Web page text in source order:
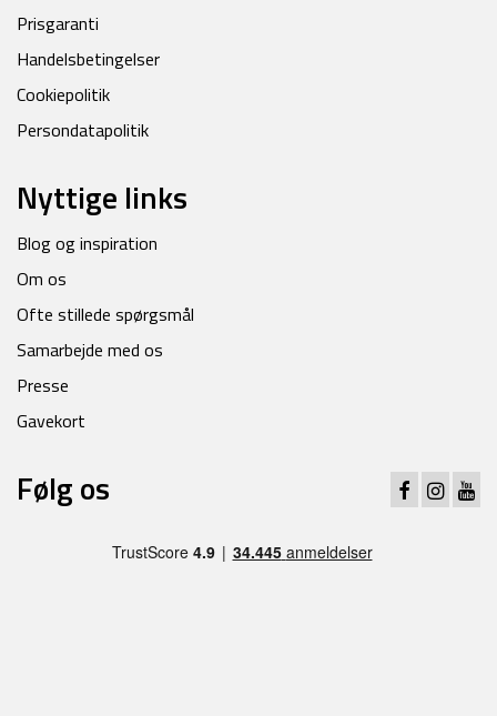
Prisgaranti
Handelsbetingelser
Cookiepolitik
Persondatapolitik
Nyttige links
Blog og inspiration
Om os
Ofte stillede spørgsmål
Samarbejde med os
Presse
Gavekort
Følg os